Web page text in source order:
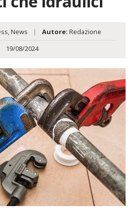
,News | Autore: Redazione
19/08/2024